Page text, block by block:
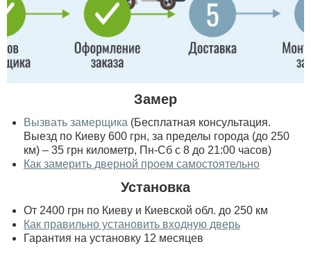
Замер
Вызвать замерщика (Бесплатная консультация.
Выезд по Киеву 600 грн, за пределы города (до 250
км) – 35 грн километр, Пн-Сб с 8 до 21:00 часов)
Как замерить дверной проем самостоятельно
Установка
От 2400 грн по Киеву и Киевской обл. до 250 км
Как правильно установить входную дверь
Гарантия на установку 12 месяцев